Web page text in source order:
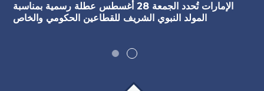
الإمارات تُحدد الجمعة 28 أغسطس عطلة رسمية بمناسبة
المولد النبوي الشريف للقطاعين الحكومي والخاص